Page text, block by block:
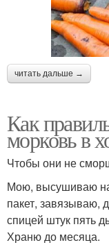
читать дальше →
Как
морковь в
Чтобы они не
Мою, высушиваю
пакет, завязываю,
спицей штук пять
Храню до месяца.